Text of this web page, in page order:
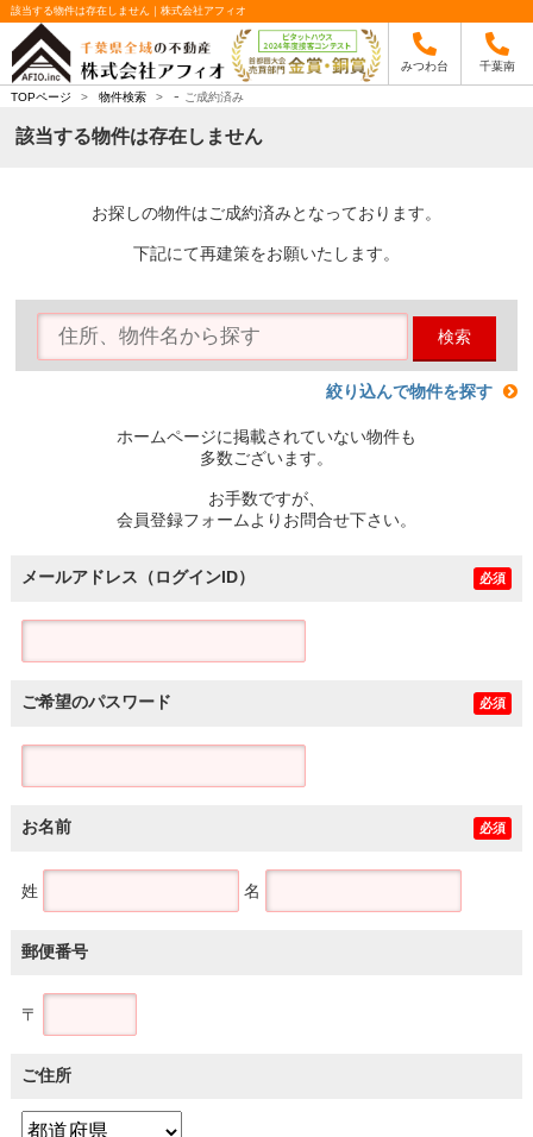
該当する物件は存在しません｜株式会社アフィオ
みつわ台 千葉南
TOPページ > 物件検索 > - ご成約済み
該当する物件は存在しません
お探しの物件はご成約済みとなっております。
下記にて再建策をお願いたします。
検索
絞り込んで物件を探す
ホームページに掲載されていない物件も
多数ございます。
お手数ですが、
会員登録フォームよりお問合せ下さい。
メールアドレス（ログインID） 必須
ご希望のパスワード 必須
お名前 必須
姓 名
郵便番号
〒
ご住所